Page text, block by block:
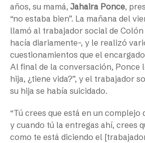
años, su mamá, Jahaira Ponce,
“no estaba bien”. La mañana del
llamó al trabajador social de
hacía diariamente–, y le realizó
cuestionamientos que el
Al final de la conversación, Ponce
hija, ¿tiene vida?”, y el trabajador
su hija se había suicidado.
“Tú crees que está en un
y cuando tú la entregas ahí, crees
como te está diciendo el